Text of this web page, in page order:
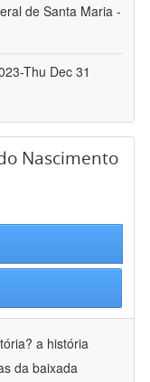
de Santa Maria -
Thu Dec 31
Nascimento
a história
da baixada